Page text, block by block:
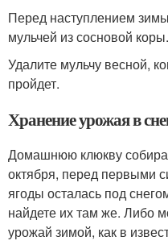
Перед наступлением
мульчей из сосновой коры.
Удалите мульчу весной,
пройдет.
Хранение урожая в
Домашнюю клюкву
октября, перед первыми
ягоды осталась под
найдете их там же. Либо
урожай зимой, как в